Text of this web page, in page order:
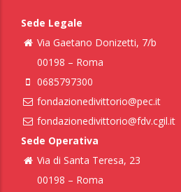
Sede Legale
Via Gaetano Donizetti, 7/b
00198 – Roma
0685797300
fondazionedivittorio@pec.it
fondazionedivittorio@fdv.cgil.it
Sede Operativa
Via di Santa Teresa, 23
00198 – Roma